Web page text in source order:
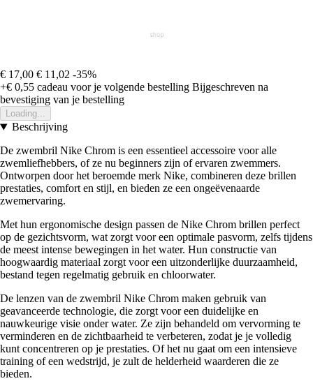
€ 17,00 € 11,02 -35%
+€ 0,55 cadeau voor je volgende bestelling Bijgeschreven na
bevestiging van je bestelling
Loading...
Beschrijving
De zwembril Nike Chrom is een essentieel accessoire voor alle
zwemliefhebbers, of ze nu beginners zijn of ervaren zwemmers.
Ontworpen door het beroemde merk Nike, combineren deze brillen
prestaties, comfort en stijl, en bieden ze een ongeëvenaarde
zwemervaring.
Met hun ergonomische design passen de Nike Chrom brillen perfect
op de gezichtsvorm, wat zorgt voor een optimale pasvorm, zelfs tijdens
de meest intense bewegingen in het water. Hun constructie van
hoogwaardig materiaal zorgt voor een uitzonderlijke duurzaamheid,
bestand tegen regelmatig gebruik en chloorwater.
De lenzen van de zwembril Nike Chrom maken gebruik van
geavanceerde technologie, die zorgt voor een duidelijke en
nauwkeurige visie onder water. Ze zijn behandeld om vervorming te
verminderen en de zichtbaarheid te verbeteren, zodat je je volledig
kunt concentreren op je prestaties. Of het nu gaat om een intensieve
training of een wedstrijd, je zult de helderheid waarderen die ze
bieden.